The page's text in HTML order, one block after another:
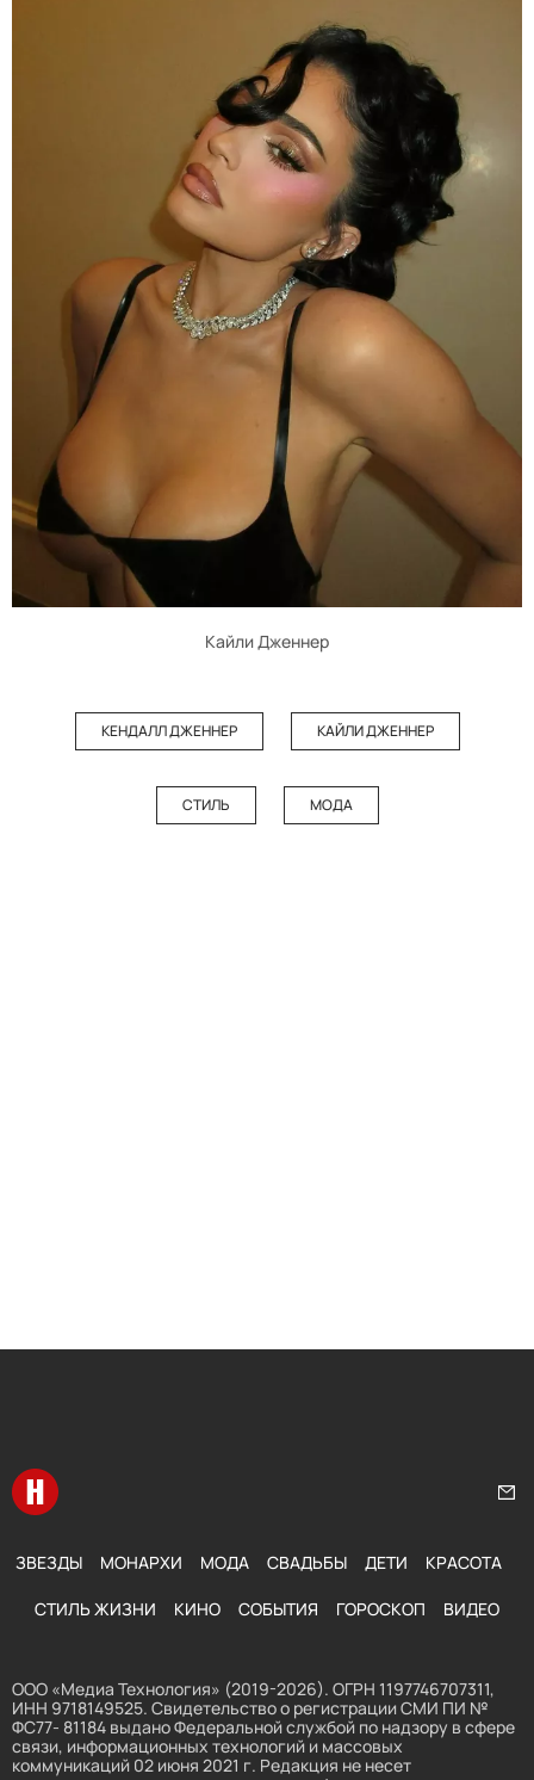
Кайли Дженнер
КЕНДАЛЛ ДЖЕННЕР КАЙЛИ ДЖЕННЕР
СТИЛЬ МОДА
Перейти на главную
ЗВЕЗДЫ МОНАРХИ МОДА СВАДЬБЫ ДЕТИ КРАСОТА
СТИЛЬ ЖИЗНИ КИНО СОБЫТИЯ ГОРОСКОП ВИДЕО
ООО «Медиа Технология» (2019-2026). ОГРН 1197746707311,
ИНН 9718149525. Свидетельство о регистрации СМИ ПИ №
ФС77- 81184 выдано Федеральной службой по надзору в сфере
связи, информационных технологий и массовых
коммуникаций 02 июня 2021 г. Редакция не несет